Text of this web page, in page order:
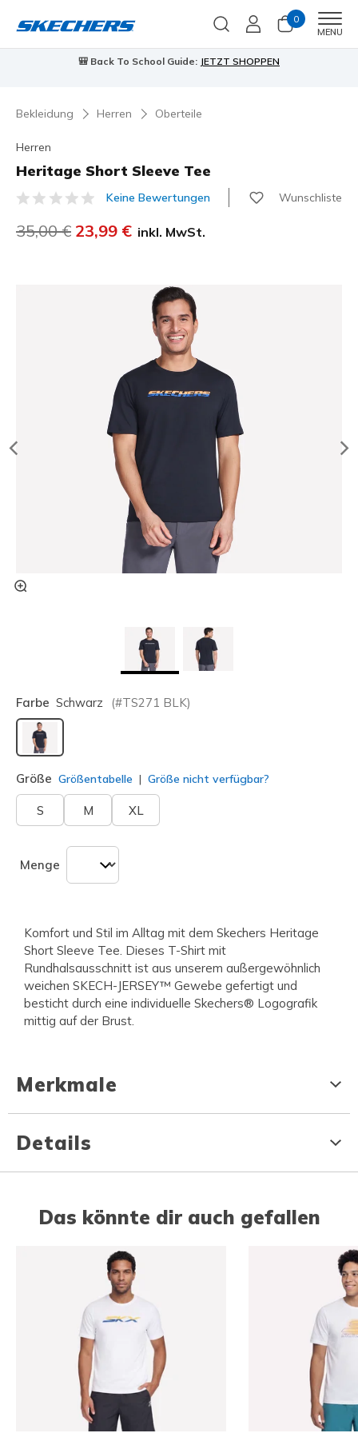
0
MENU
🎒 Back To School Guide: JETZT SHOPPEN
Bekleidung Herren Oberteile
Herren
Heritage Short Sleeve Tee
3,4 von 5 Kundenbewertungen
Keine Bewertungen Wunschliste
Reduziert von
35,00 € auf
23,99 € inkl. MwSt.
Farbe Schwarz (#TS271 BLK)
ausgewählt
Größe Größentabelle Größe nicht verfügbar?
S M XL
Menge
Komfort und Stil im Alltag mit dem Skechers Heritage
Short Sleeve Tee. Dieses T-Shirt mit
Rundhalsausschnitt ist aus unserem außergewöhnlich
weichen SKECH-JERSEY™ Gewebe gefertigt und
besticht durch eine individuelle Skechers® Logografik
mittig auf der Brust.
Merkmale
Details
Das könnte dir auch gefallen